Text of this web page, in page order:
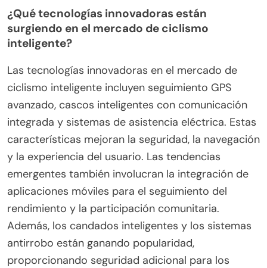
avanzadas| Funcionalidad limitada |
| Rango de Precios | $300 – $800 | $50 – $200 |
Invertir en modelos de gama alta a menudo resulta
en mejores beneficios para el usuario, incluyendo
mayor precisión de datos y una experiencia de
ciclismo más placentera.
¿Qué tecnologías innovadoras están
surgiendo en el mercado de ciclismo
inteligente?
Las tecnologías innovadoras en el mercado de
ciclismo inteligente incluyen seguimiento GPS
avanzado, cascos inteligentes con comunicación
integrada y sistemas de asistencia eléctrica. Estas
características mejoran la seguridad, la navegación